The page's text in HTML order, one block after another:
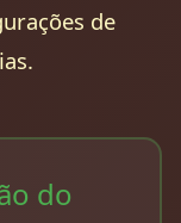
de
do